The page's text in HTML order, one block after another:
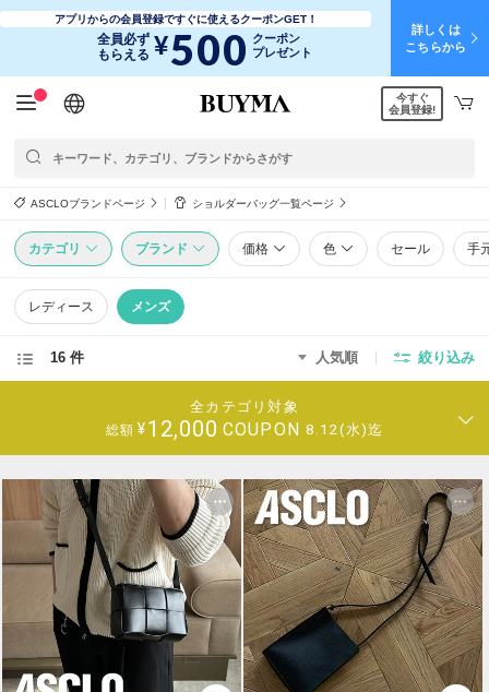
アプリからの会員登録ですぐに使えるクーポンGET！
全員必ず
もらえる ¥500 クーポン
プレゼント
詳しくは
こちらから
日本語
English
简体中文
繁體中文
今すぐ
会員登録!
ASCLOブランドページ ショルダーバッグ一覧ページ
カテゴリ ブランド 価格 色 セール 手
レディース メンズ
16 件 人気順 絞り込み
全カテゴリ対象
総額 ¥12,000 COUPON 8.12(水)迄